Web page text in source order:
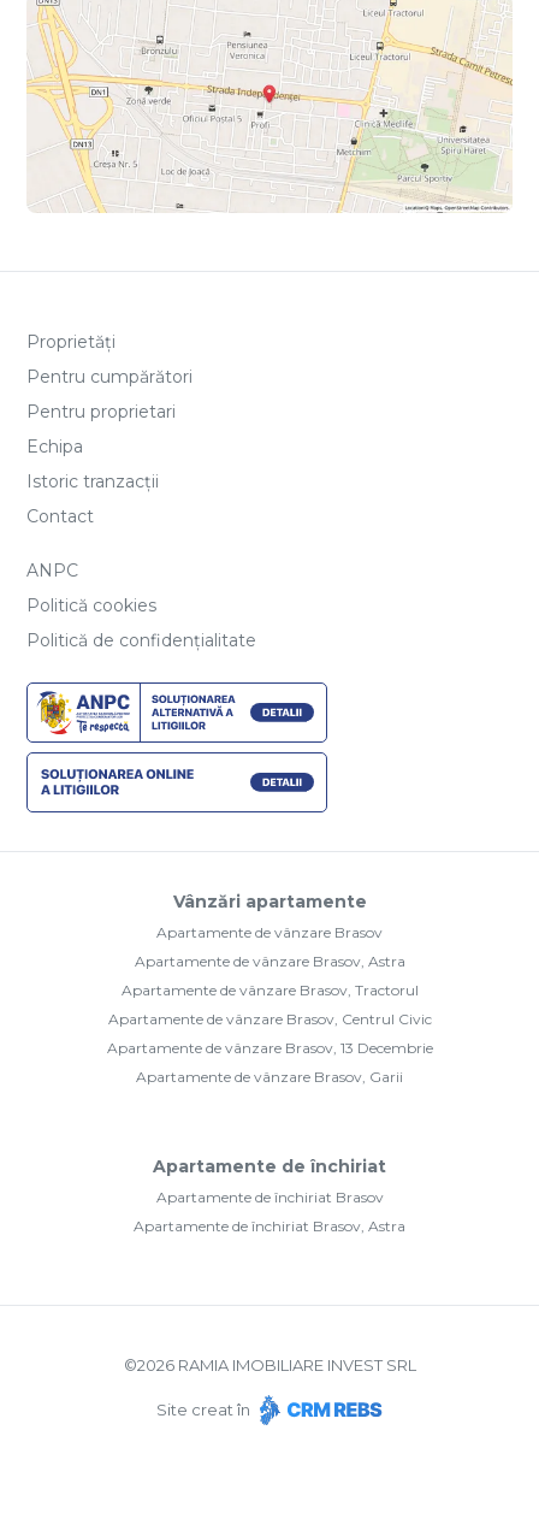
Proprietăți
Pentru cumpărători
Pentru proprietari
Echipa
Istoric tranzacții
Contact
ANPC
Politică cookies
Politică de confidențialitate
Vânzări apartamente
Apartamente de vânzare Brasov
Apartamente de vânzare Brasov, Astra
Apartamente de vânzare Brasov, Tractorul
Apartamente de vânzare Brasov, Centrul Civic
Apartamente de vânzare Brasov, 13 Decembrie
Apartamente de vânzare Brasov, Garii
Apartamente de închiriat
Apartamente de închiriat Brasov
Apartamente de închiriat Brasov, Astra
©2026RAMIA IMOBILIARE INVEST SRL
Site creat în